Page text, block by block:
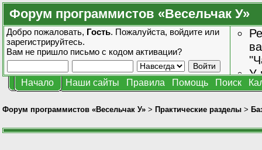
Форум программистов «Весельчак У»
Добро пожаловать, Гость. Пожалуйста, войдите или
зарегистрируйтесь.
Вам не пришло письмо с кодом активации?
У
Начало Наши сайты Правила Помощь Поиск
Форум программистов «Весельчак У» > Практические разделы >